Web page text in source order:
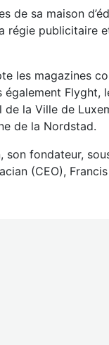
de sa maison
régie publicitaire
les magazines
Flyght,
la Ville de
de la Nordstad.
fondateur,
(CEO),